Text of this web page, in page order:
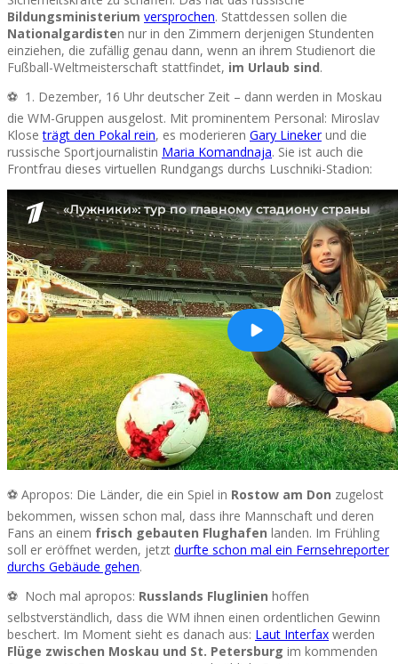
Bildungsministerium versprochen. Stattdessen sollen die
Nationalgardisten nur in den Zimmern derjenigen Stundenten
einziehen, die zufällig genau dann, wenn an ihrem Studienort die
Fußball-Weltmeisterschaft stattfindet, im Urlaub sind.
⚽ 1. Dezember, 16 Uhr deutscher Zeit – dann werden in Moskau
die WM-Gruppen ausgelost. Mit prominentem Personal: Miroslav
Kloseträgt den Pokal rein, es moderieren Gary Linekerund die
russische Sportjournalistin Maria Komandnaja. Sie ist auch die
Frontfrau dieses virtuellen Rundgangs durchs Luschniki-Stadion:
⚽ Apropos: Die Länder, die ein Spiel in Rostow am Don zugelost
bekommen, wissen schon mal, dass ihre Mannschaft und deren
Fans an einem frisch gebauten Flughafen landen. Im Frühling
soll er eröffnet werden, jetzt durfte schon mal ein Fernsehreporter
durchs Gebäude gehen.
⚽ Noch mal apropos: Russlands Fluglinien hoffen
selbstverständlich, dass die WM ihnen einen ordentlichen Gewinn
beschert. Im Moment sieht es danach aus: Laut Interfax werden
Flüge zwischen Moskau und St. Petersburg im kommenden